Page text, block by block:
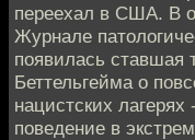
переехал в США. В
Журнале
появилась ставшая
Беттельгейма о
нацистских
поведение в